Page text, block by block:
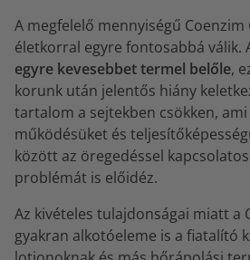
A megfelelő mennyiségű Coenzim
életkorral egyre fontosabbá válik.
egyre kevesebbet termel belőle,
korunk után jelentős hiány
tartalom a sejtekben csökken,
működésüket és
között az öregedéssel
problémát is előidéz.
Az kivételes tulajdonságai miatt a
gyakran alkotóeleme is a fiatalító